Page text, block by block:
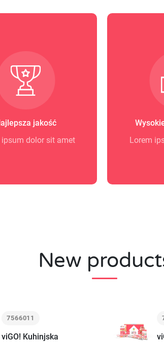
jakość
ipsum dolor sit amet
Lorem
New
7566011
viGO! Kuhinjska